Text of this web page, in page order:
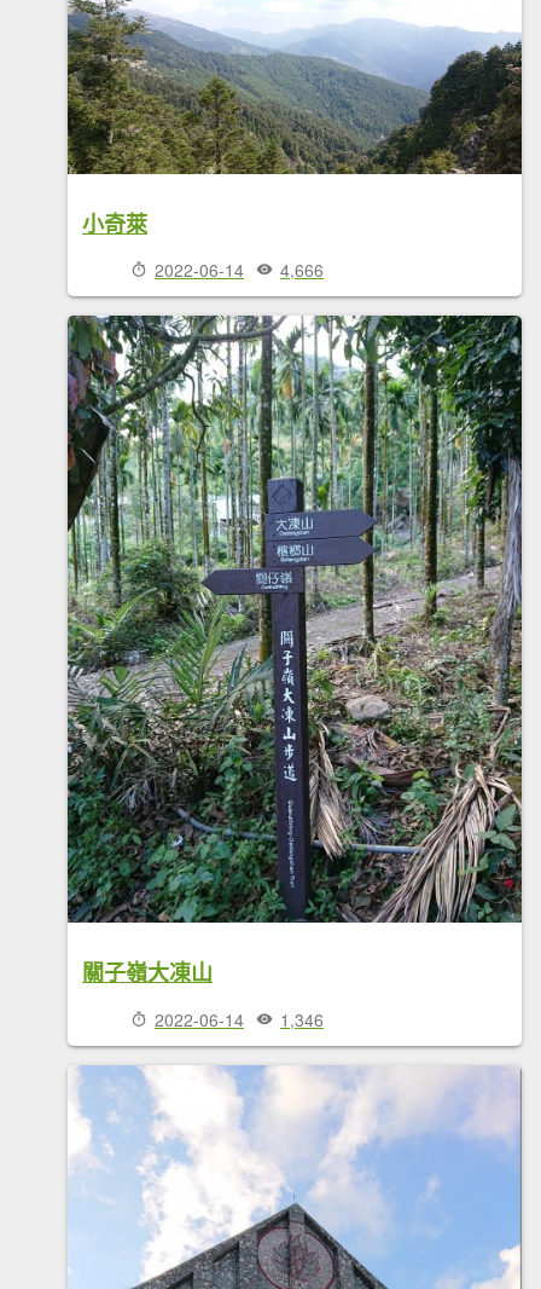
小奇萊
2022-06-14 4,666
關子嶺大凍山
2022-06-14 1,346